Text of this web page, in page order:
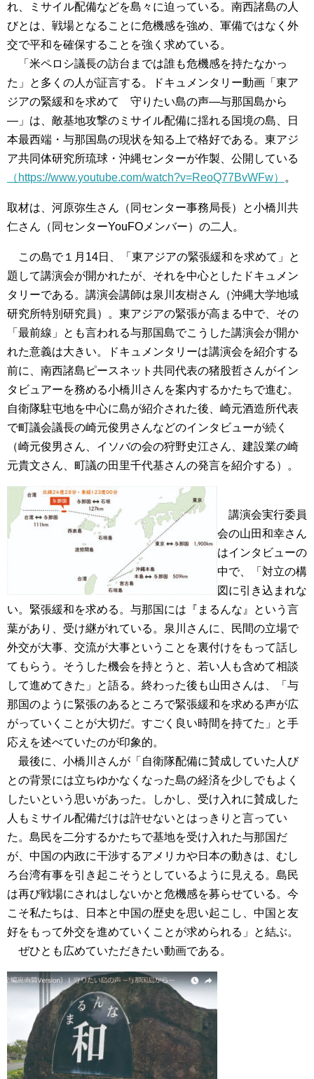
れ、ミサイル配備などを島々に迫っている。南西諸島の人
びとは、戦場となることに危機感を強め、軍備ではなく外
交で平和を確保することを強く求めている。
「米ペロシ議長の訪台までは誰も危機感を持たなかっ
た」と多くの人が証言する。ドキュメンタリー動画「東ア
ジアの緊緩和を求めて 守りたい島の声―与那国島から
―」は、敵基地攻撃のミサイル配備に揺れる国境の島、日
本最西端・与那国島の現状を知る上で格好である。東アジ
ア共同体研究所琉球・沖縄センターが作製、公開している
（https://www.youtube.com/watch?v=ReoQ77BvWFw）
。
取材は、河原弥生さん（同センター事務局長）と小橋川共
仁さん（同センターYouFOメンバー）の二人。
この島で１月14日、「東アジアの緊張緩和を求めて」と
題して講演会が開かれたが、それを中心としたドキュメン
タリーである。講演会講師は泉川友樹さん（沖縄大学地域
研究所特別研究員）。東アジアの緊張が高まる中で、その
「最前線」とも言われる与那国島でこうした講演会が開か
れた意義は大きい。ドキュメンタリーは講演会を紹介する
前に、南西諸島ピースネット共同代表の猪股哲さんがイン
タビュアーを務める小橋川さんを案内するかたちで進む。
自衛隊駐屯地を中心に島が紹介された後、崎元酒造所代表
で町議会議長の崎元俊男さんなどのインタビューが続く
（崎元俊男さん、イソバの会の狩野史江さん、建設業の崎
元貴文さん、町議の田里千代基さんの発言を紹介する）。
講演会実行委員
会の山田和幸さん
はインタビューの
中で、「対立の構
図に引き込まれな
い。緊張緩和を求める。与那国には『まるんな』という言
葉があり、受け継がれている。泉川さんに、民間の立場で
外交が大事、交流が大事ということを裏付けをもって話し
てもらう。そうした機会を持とうと、若い人も含めて相談
して進めてきた」と語る。終わった後も山田さんは、「与
那国のように緊張のあるところで緊張緩和を求める声が広
がっていくことが大切だ。すごく良い時間を持てた」と手
応えを述べていたのが印象的。
最後に、小橋川さんが「自衛隊配備に賛成していた人び
との背景には立ちゆかなくなった島の経済を少しでもよく
したいという思いがあった。しかし、受け入れに賛成した
人もミサイル配備だけは許せないとはっきりと言ってい
た。島民を二分するかたちで基地を受け入れた与那国だ
が、中国の内政に干渉するアメリカや日本の動きは、むし
ろ台湾有事を引き起こそうとしているように見える。島民
は再び戦場にされはしないかと危機感を募らせている。今
こそ私たちは、日本と中国の歴史を思い起こし、中国と友
好をもって外交を進めていくことが求められる」と結ぶ。
ぜひとも広めていただきたい動画である。